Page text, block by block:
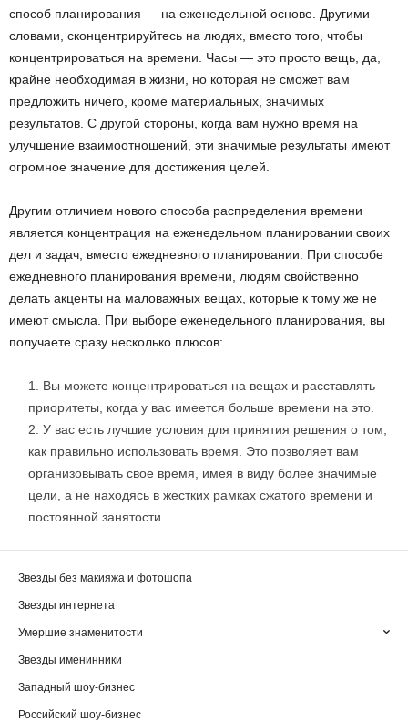
способ планирования — на еженедельной основе. Другими
словами, сконцентрируйтесь на людях, вместо того, чтобы
концентрироваться на времени. Часы — это просто вещь, да,
крайне необходимая в жизни, но которая не сможет вам
предложить ничего, кроме материальных, значимых
результатов. С другой стороны, когда вам нужно время на
улучшение взаимоотношений, эти значимые результаты имеют
огромное значение для достижения целей.
Другим отличием нового способа распределения времени
является концентрация на еженедельном планировании своих
дел и задач, вместо ежедневного планировании. При способе
ежедневного планирования времени, людям свойственно
делать акценты на маловажных вещах, которые к тому же не
имеют смысла. При выборе еженедельного планирования, вы
получаете сразу несколько плюсов:
Вы можете концентрироваться на вещах и расставлять
приоритеты, когда у вас имеется больше времени на это.
У вас есть лучшие условия для принятия решения о том,
как правильно использовать время. Это позволяет вам
организовывать свое время, имея в виду более значимые
цели, а не находясь в жестких рамках сжатого времени и
постоянной занятости.
Звезды без макияжа и фотошопа
Звезды интернета
Умершие знаменитости
Звезды именинники
Западный шоу-бизнес
Российский шоу-бизнес